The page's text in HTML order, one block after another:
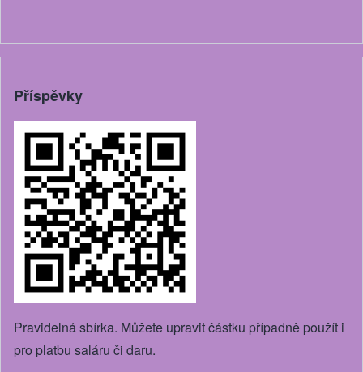
Příspěvky
Pravidelná sbírka. Můžete upravit částku případně použít i
pro platbu saláru či daru.